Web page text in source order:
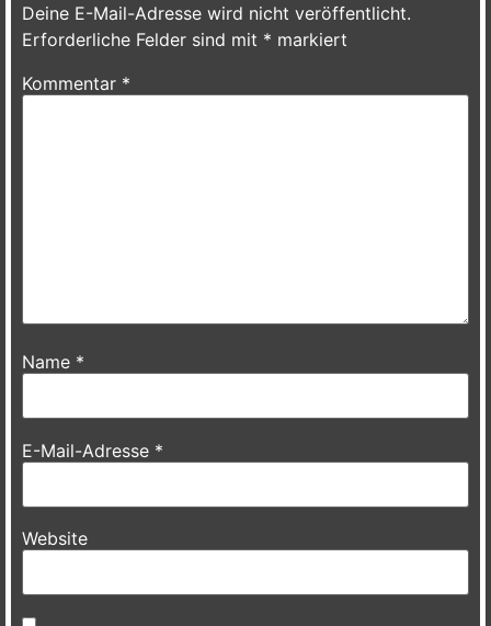
Deine E-Mail-Adresse wird nicht veröffentlicht.
Erforderliche Felder sind mit * markiert
Kommentar *
Name *
E-Mail-Adresse *
Website